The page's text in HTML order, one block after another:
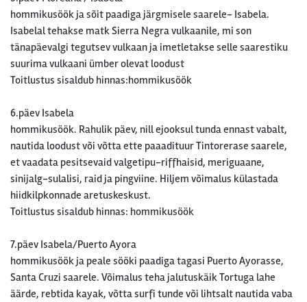
hommikusöök ja sõit paadiga järgmisele saarele- Isabela.
Isabelal tehakse matk Sierra Negra vulkaanile, mi son
tänapäevalgi tegutsev vulkaan ja imetletakse selle saarestiku
suurima vulkaani ümber olevat loodust
Toitlustus sisaldub hinnas:hommikusöök
6.päev Isabela
hommikusöök. Rahulik päev, nill ejooksul tunda ennast vabalt,
nautida loodust või võtta ette paaadituur Tintorerase saarele,
et vaadata pesitsevaid valgetipu-riffhaisid, meriguaane,
sinijalg-sulalisi, raid ja pingviine. Hiljem võimalus külastada
hiidkilpkonnade aretuskeskust.
Toitlustus sisaldub hinnas: hommikusöök
7.päev Isabela/Puerto Ayora
hommikusöök ja peale sööki paadiga tagasi Puerto Ayorasse,
Santa Cruzi saarele. Võimalus teha jalutuskäik Tortuga lahe
äärde, rebtida kayak, võtta surfi tunde või lihtsalt nautida vaba